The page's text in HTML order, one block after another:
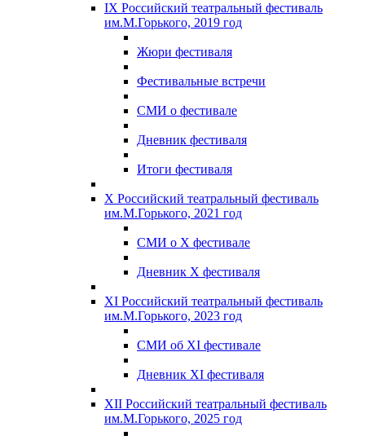
IX Российский театральный фестиваль
им.М.Горького, 2019 год
Жюри фестиваля
Фестивальные встречи
СМИ о фестивале
Дневник фестиваля
Итоги фестиваля
X Российский театральный фестиваль
им.М.Горького, 2021 год
СМИ о X фестивале
Дневник X фестиваля
XI Российский театральный фестиваль
им.М.Горького, 2023 год
СМИ об XI фестивале
Дневник XI фестиваля
XII Российский театральный фестиваль
им.М.Горького, 2025 год